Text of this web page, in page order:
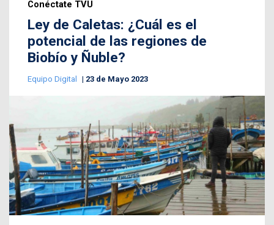
Conéctate TVU
Ley de Caletas: ¿Cuál es el
potencial de las regiones de
Biobío y Ñuble?
Equipo Digital 23 de Mayo 2023